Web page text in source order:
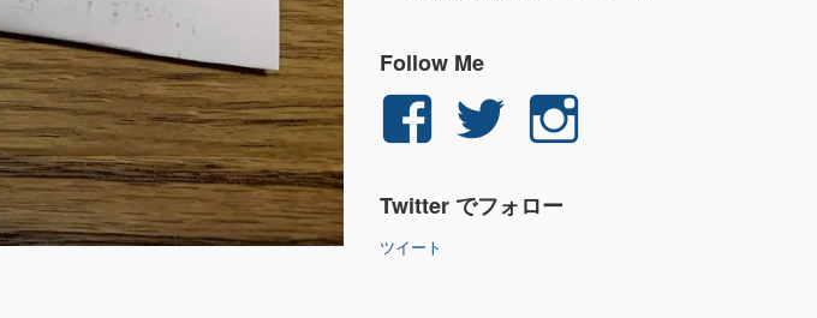
Follow Me
yuichi.fujita.351
ん
yu_1_fjt
ん
Twitter でフォロー
ツイート